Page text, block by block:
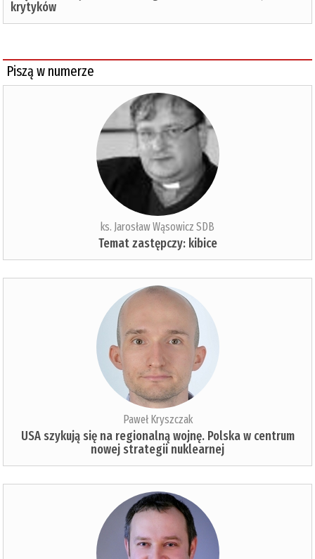
krytyków
Piszą w numerze
ks. Jarosław Wąsowicz SDB
Temat zastępczy: kibice
Paweł Kryszczak
USA szykują się na regionalną wojnę. Polska w centrum
nowej strategii nuklearnej